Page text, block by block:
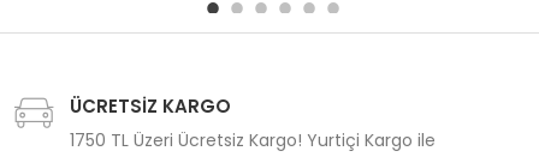
ÜCRETSİZ KARGO
1750 TL Üzeri Ücretsiz Kargo! Yurtiçi Kargo ile